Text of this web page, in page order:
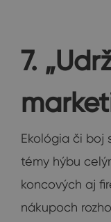
7.
Ekológia či boj
témy hýbu
koncových aj
nákupoch